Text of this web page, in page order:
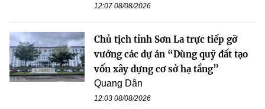
12:07 08/08/2026
Chủ tịch tỉnh Sơn La trực tiếp gỡ
vướng các dự án “Dùng quỹ đất tạo
vốn xây dựng cơ sở hạ tầng”
Quang Dân
12:03 08/08/2026